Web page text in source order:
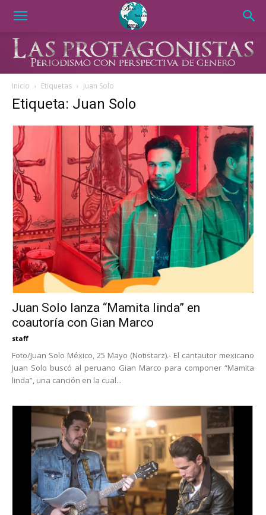
Inicio Etiquetas Juan Solo
Etiqueta: Juan Solo
Juan Solo lanza “Mamita linda” en
coautoría con Gian Marco
staff
Foto/Juan Solo México, 25 Mayo (Notistarz).- El cantautor mexicano
Juan Solo buscó al peruano Gian Marco para componer “Mamita
linda”, una canción en la cual...